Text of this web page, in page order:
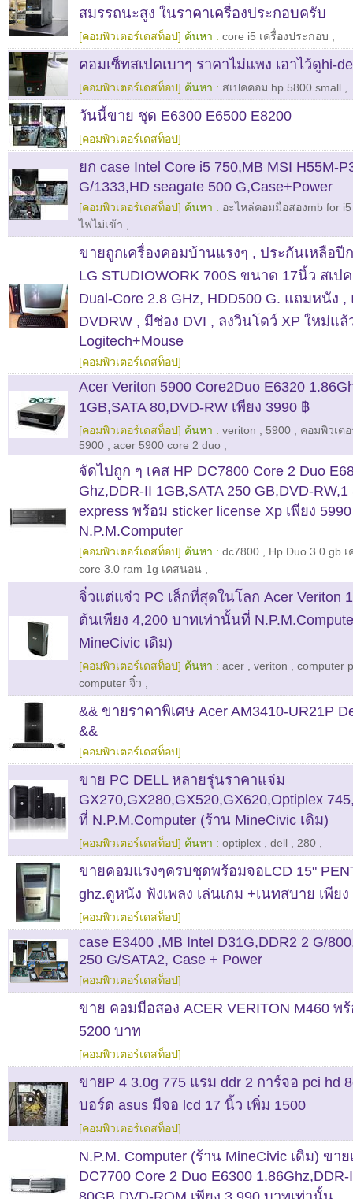
สมรรถนะสูง ในราคาเครื่องประกอบครับ
[คอมพิวเตอร์เดสท็อป] ค้นหา : core i5 เครื่องประกอบ
คอมเซ็ทสเปคเบาๆ ราคาไม่แพง เอาไว้ดูhi-
[คอมพิวเตอร์เดสท็อป] ค้นหา : สเปคคอม hp 5800 small
วันนี้ขาย ชุด E6300 E6500 E8200
[คอมพิวเตอร์เดสท็อป]
ยก case Intel Core i5 750,MB MSI H55M-
G/1333,HD seagate 500 G,Case+Power
[คอมพิวเตอร์เดสท็อป] ค้นหา : อะไหล่คอมมือสองmb for
ไฟไม่เข้า
ขายถูกเครื่องคอมบ้านแรงๆ , ประกันเหลือปี
LG STUDIOWORK 700S ขนาด 17นิ้ว สเป
Dual-Core 2.8 GHz, HDD500 G. แถมหนัง ,
DVDRW , มีช่อง DVI , ลงวินโดว์ XP ใหม่แล้
Logitech+Mouse
[คอมพิวเตอร์เดสท็อป]
Acer Veriton 5900 Core2Duo E6320
1GB,SATA 80,DVD-RW เพียง 3990 ฿
[คอมพิวเตอร์เดสท็อป] ค้นหา : veriton 5900
คอมพิวเต
5900
acer 5900 core 2 duo
จัดไปถูก ๆ เคส HP DC7800 Core 2 Duo
Ghz,DDR-II 1GB,SATA 250 GB,DVD-RW,1
express พร้อม sticker license Xp เพียง
N.P.M.Computer
[คอมพิวเตอร์เดสท็อป] ค้นหา : dc7800
Hp Duo 3.0 gb
core 3.0 ram 1g เคสนอน
จิ๋วแต่แจ๋ว PC เล็กที่สุดในโลก Acer Veriton
ต้นเพียง 4,200 บาทเท่านั้นที่
MineCivic เดิม)
[คอมพิวเตอร์เดสท็อป] ค้นหา : acer veriton
computer
computer จิ๋ว
&& ขายราคาพิเศษ Acer AM3410-UR21P
&&
[คอมพิวเตอร์เดสท็อป]
ขาย PC DELL หลายรุ่นราคาแจ่ม
GX270,GX280,GX520,GX620,Optiplex
ที่ N.P.M.Computer (ร้าน MineCivic เดิม)
[คอมพิวเตอร์เดสท็อป] ค้นหา : optiplex dell 280
ขายคอมแรงๆครบชุดพร้อมจอLCD 15"
ghz.ดูหนัง ฟังเพลง เล่นเกม +เนทสบาย เพีย
[คอมพิวเตอร์เดสท็อป]
case E3400 ,MB Intel D31G,DDR2 2 G/
250 G/SATA2, Case + Power
[คอมพิวเตอร์เดสท็อป]
ขาย คอมมือสอง ACER VERITON M460 พ
5200 บาท
[คอมพิวเตอร์เดสท็อป]
ขายP 4 3.0g 775 แรม ddr 2 การ์จอ pci hd
บอร์ด asus มีจอ lcd 17 นิ้ว เพิ่ม 1500
[คอมพิวเตอร์เดสท็อป]
N.P.M. Computer (ร้าน MineCivic เดิม) ขาย
DC7700 Core 2 Duo E6300 1.86Ghz,DDR-